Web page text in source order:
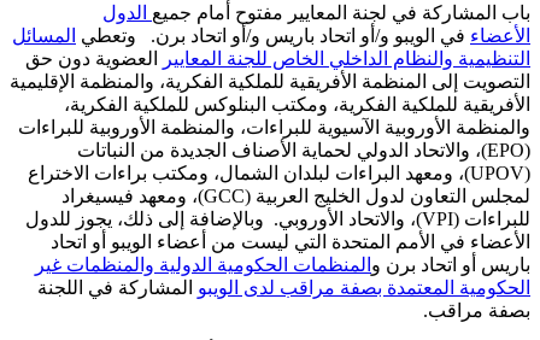
باب المشاركة في لجنة المعايير مفتوح أمام جميع الدول
الأعضاء في الويبو و/أو اتحاد باريس و/أو اتحاد برن. وتعطي المسائل
التنظيمية والنظام الداخلي الخاص للجنة المعايير
العضوية دون حق
التصويت إلى المنظمة الأفريقية للملكية الفكرية، والمنظمة الإقليمية
الأفريقية للملكية الفكرية، ومكتب البنلوكس للملكية الفكرية،
والمنظمة الأوروبية الآسيوية للبراءات، والمنظمة الأوروبية للبراءات
(EPO)، والاتحاد الدولي لحماية الأصناف الجديدة من النباتات
(UPOV)، ومعهد البراءات لبلدان الشمال، ومكتب براءات الاختراع
لمجلس التعاون لدول الخليج العربية (GCC)، ومعهد فيسيغراد
للبراءات (VPI)، والاتحاد الأوروبي. وبالإضافة إلى ذلك، يجوز للدول
الأعضاء في الأمم المتحدة التي ليست من أعضاء الويبو أو اتحاد
باريس أو اتحاد برن و المنظمات الحكومية الدولية والمنظمات غير
الحكومية المعتمدة بصفة مراقب لدى الويبو المشاركة في اللجنة
بصفة مراقب.